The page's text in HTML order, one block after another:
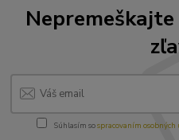
Súhlasím sospracovaním osobných